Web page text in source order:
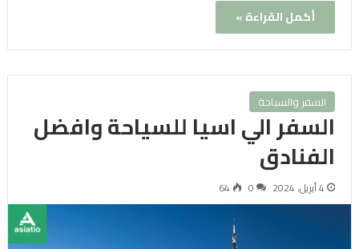
أكمل القراءة »
السفر والسياحة
السفر الي اسيا للسياحة وافضل
الفنادق
4 أبريل، 2024 0
64